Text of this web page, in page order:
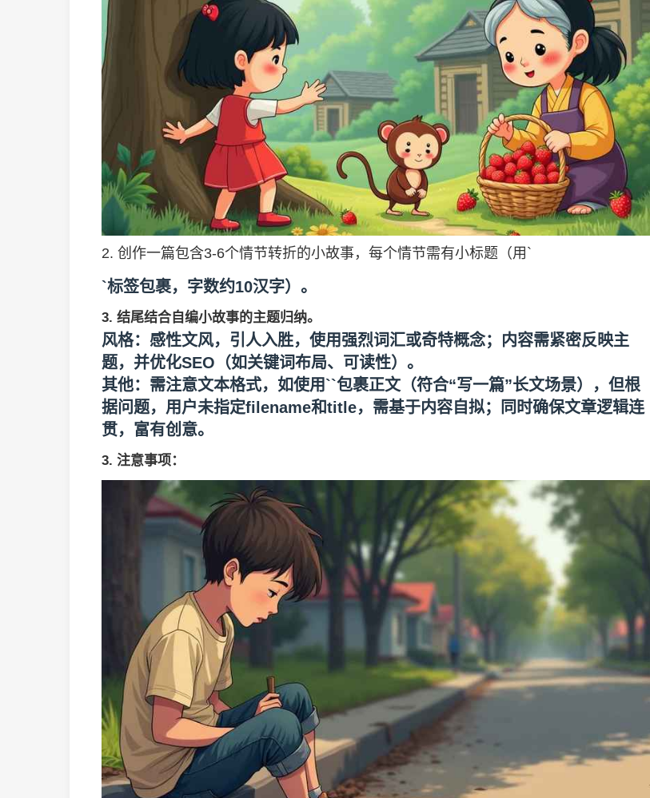
2. 创作一篇包含3-6个情节转折的小故事，每个情节需有小标题（用`
`标签包裹，字数约10汉字）。
3. 结尾结合自编小故事的主题归纳。
风格：感性文风，引人入胜，使用强烈词汇或奇特概念；内容需紧密反映主
题，并优化SEO（如关键词布局、可读性）。
其他：需注意文本格式，如使用``包裹正文（符合“写一篇”长文场景），但根
据问题，用户未指定filename和title，需基于内容自拟；同时确保文章逻辑连
贯，富有创意。
3. 注意事项：